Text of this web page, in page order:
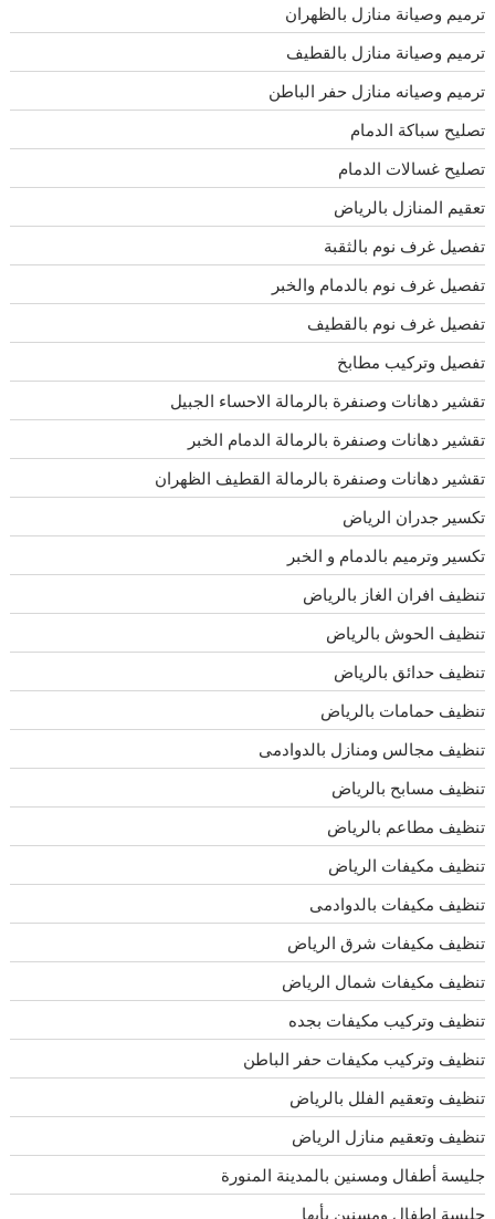
ترميم وصيانة منازل بالظهران
ترميم وصيانة منازل بالقطيف
ترميم وصيانه منازل حفر الباطن
تصليح سباكة الدمام
تصليح غسالات الدمام
تعقيم المنازل بالرياض
تفصيل غرف نوم بالثقبة
تفصيل غرف نوم بالدمام والخبر
تفصيل غرف نوم بالقطيف
تفصيل وتركيب مطابخ
تقشير دهانات وصنفرة بالرمالة الاحساء الجبيل
تقشير دهانات وصنفرة بالرمالة الدمام الخبر
تقشير دهانات وصنفرة بالرمالة القطيف الظهران
تكسير جدران الرياض
تكسير وترميم بالدمام و الخبر
تنظيف افران الغاز بالرياض
تنظيف الحوش بالرياض
تنظيف حدائق بالرياض
تنظيف حمامات بالرياض
تنظيف مجالس ومنازل بالدوادمى
تنظيف مسابح بالرياض
تنظيف مطاعم بالرياض
تنظيف مكيفات الرياض
تنظيف مكيفات بالدوادمى
تنظيف مكيفات شرق الرياض
تنظيف مكيفات شمال الرياض
تنظيف وتركيب مكيفات بجده
تنظيف وتركيب مكيفات حفر الباطن
تنظيف وتعقيم الفلل بالرياض
تنظيف وتعقيم منازل الرياض
جليسة أطفال ومسنين بالمدينة المنورة
جليسة اطفال ومسنين بأبها